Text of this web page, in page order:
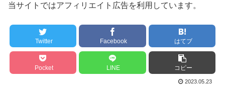
当サイトではアフィリエイト広告を利用しています。
Twitter Facebook はてブ
Pocket LINE コピー
2023.05.23